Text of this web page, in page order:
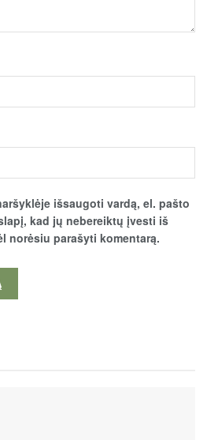
išsaugoti vardą, el. pašto
kad jų nebereiktų įvesti iš
norėsiu parašyti komentarą.